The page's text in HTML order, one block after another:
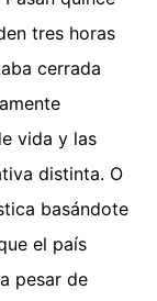
tres horas
cerrada
vida y las
distinta. O
basándote
el país
pesar de